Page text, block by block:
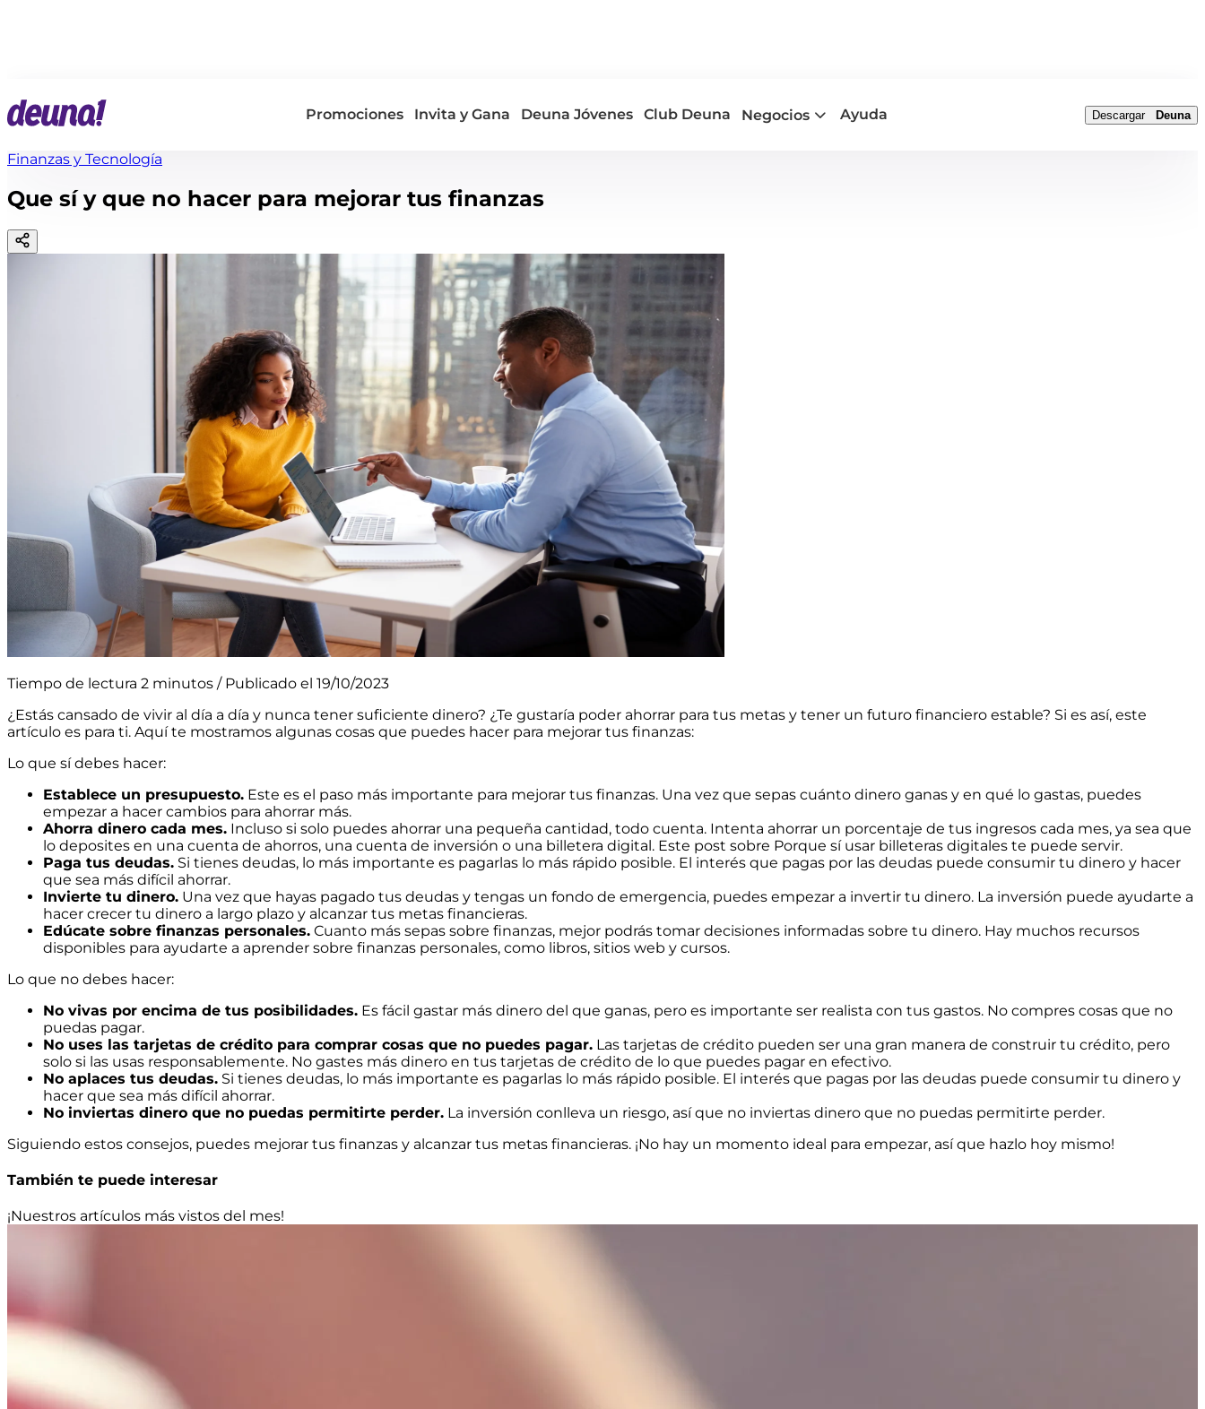
Promociones Invita y Gana Deuna Jóvenes Club Deuna Negocios Ayuda Descargar Deuna
Finanzas y Tecnología
Que sí y que no hacer para mejorar tus finanzas
Tiempo de lectura 2 minutos / Publicado el 19/10/2023
¿Estás cansado de vivir al día a día y nunca tener suficiente dinero? ¿Te gustaría poder ahorrar para tus metas y tener un futuro financiero estable? Si es así, este
artículo es para ti. Aquí te mostramos algunas cosas que puedes hacer para mejorar tus finanzas:
Lo que sí debes hacer:
Establece un presupuesto. Este es el paso más importante para mejorar tus finanzas. Una vez que sepas cuánto dinero ganas y en qué lo gastas, puedes
empezar a hacer cambios para ahorrar más.
Ahorra dinero cada mes. Incluso si solo puedes ahorrar una pequeña cantidad, todo cuenta. Intenta ahorrar un porcentaje de tus ingresos cada mes, ya sea que
lo deposites en una cuenta de ahorros, una cuenta de inversión o una billetera digital. Este post sobre Porque sí usar billeteras digitales te puede servir.
Paga tus deudas. Si tienes deudas, lo más importante es pagarlas lo más rápido posible. El interés que pagas por las deudas puede consumir tu dinero y hacer
que sea más difícil ahorrar.
Invierte tu dinero. Una vez que hayas pagado tus deudas y tengas un fondo de emergencia, puedes empezar a invertir tu dinero. La inversión puede ayudarte a
hacer crecer tu dinero a largo plazo y alcanzar tus metas financieras.
Edúcate sobre finanzas personales. Cuanto más sepas sobre finanzas, mejor podrás tomar decisiones informadas sobre tu dinero. Hay muchos recursos
disponibles para ayudarte a aprender sobre finanzas personales, como libros, sitios web y cursos.
Lo que no debes hacer:
No vivas por encima de tus posibilidades. Es fácil gastar más dinero del que ganas, pero es importante ser realista con tus gastos. No compres cosas que no
puedas pagar.
No uses las tarjetas de crédito para comprar cosas que no puedes pagar. Las tarjetas de crédito pueden ser una gran manera de construir tu crédito, pero
solo si las usas responsablemente. No gastes más dinero en tus tarjetas de crédito de lo que puedes pagar en efectivo.
No aplaces tus deudas. Si tienes deudas, lo más importante es pagarlas lo más rápido posible. El interés que pagas por las deudas puede consumir tu dinero y
hacer que sea más difícil ahorrar.
No inviertas dinero que no puedas permitirte perder. La inversión conlleva un riesgo, así que no inviertas dinero que no puedas permitirte perder.
Siguiendo estos consejos, puedes mejorar tus finanzas y alcanzar tus metas financieras. ¡No hay un momento ideal para empezar, así que hazlo hoy mismo!
También te puede interesar
¡Nuestros artículos más vistos del mes!